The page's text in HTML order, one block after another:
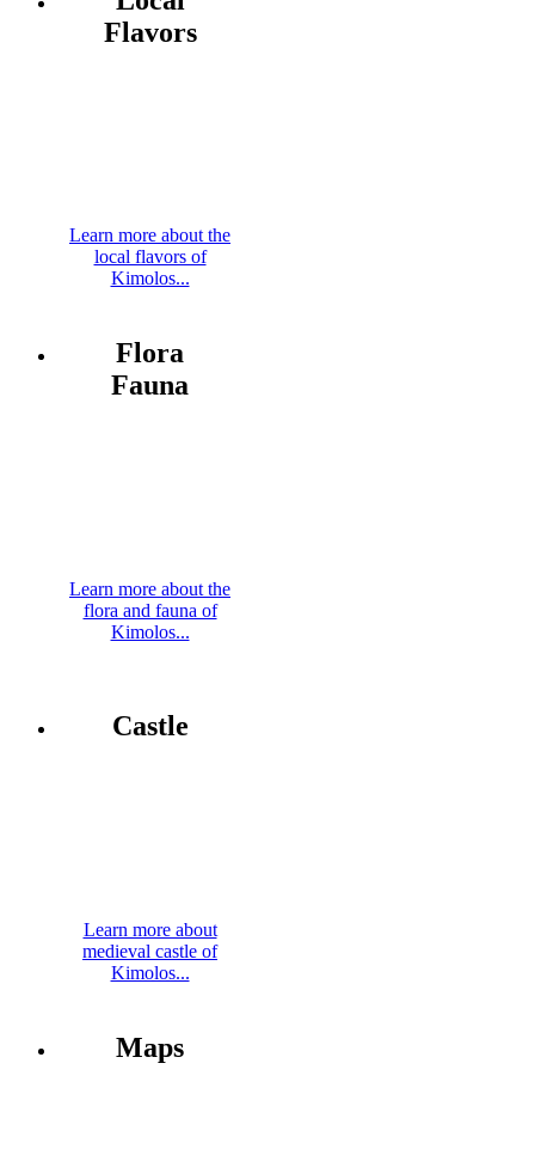
Flavors
Learn more about the
local flavors of
Kimolos...
Flora
Fauna
Learn more about the
flora and fauna of
Kimolos...
Castle
Learn more about
medieval castle of
Kimolos...
Maps